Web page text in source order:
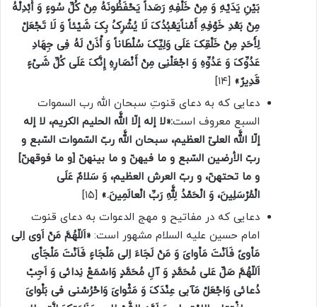
بَیْنِ یَدَیْهِ وَ مِنْ خَلْفِهِ رَصَداً یَحْفَظُونَهُ مِنْ کُلِّ سُوءٍ وَ أَبْدِلْهُ
مِنْ بَعْدِ خَوْفِهِ أَمْناًیَعْبُدُکَ لَا یُشْرِکُ بِکَ شَیْئاً وَ لَا تَجْعَلْ
لِأَحَدٍ مِنْ خَلْقِکَ عَلَی وَلِیِّکَ سُلْطَاناً وَ أْذَنْ لَهُ فِی جِهَادِ
عَدُوِّکَ وَ عَدُوِّهِ وَ اجْعَلْنِی مِنْ أَنْصَارِهِ إِنَّکَ عَلَی کُلِّ شَیْ‌ءٍ
قَدِیرٌ» [۱۴]
دعایی که به دعای قنوتِ سبحان الله رب السموات
السبع معروف است:«لا إله إلّا اللَّه الحلیم الکریم، لا إله
إلّا اللَّه العلیّ العظیم، سبحان اللَّه ربّ السّموات السّبع و
ربّ الأرضین السّبع و ما فیهنّ و ما بینهنّ [و ما فوقهنّ‌]
و ما تحتهنّ، و ربّ العرش العظیم‌، وَ سَلامٌ عَلَی
الْمُرْسَلِینَ، وَ الْحَمْدُ لِلَّهِ رَبِّ الْعالَمِینَ‌.» [۱۵]
دعایی که در مفاتیح و مهج الدعوات به دعای قنوت
امام حسین علیه السلام مشهور است: «اَللّهُمَّ مَنْ اَوی اِلی
مَاْویً فَاَنْتَ مَاْوایَ وَ مَنْ لَجَاءَ اِلی مَلْجَاءٍ فَاَنْتَ مَلْجَاْی
اَللّهُمَّ صَلِّ عَلی مُحَمَّدٍ وَ آلِ مُحَمَّدٍ وَاسْمَعْ نِدائی وَ اَجِبْ
دُعائی وَاجْعَلْ مَآبی عِنْدَکَ وَ مَثْوایَ وَاحْرُسْنی فی بَلْوایَ